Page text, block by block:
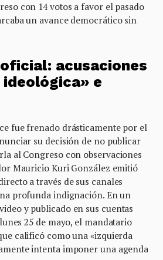
con 14 votos a favor el pasado
un avance democrático sin
acusaciones
ideológica» e
fue frenado drásticamente por el
su decisión de no publicar
al Congreso con observaciones
Mauricio Kuri González emitió
a través de sus canales
profunda indignación. En un
y publicado en sus cuentas
25 de mayo, el mandatario
calificó como una «izquierda
intenta imponer una agenda